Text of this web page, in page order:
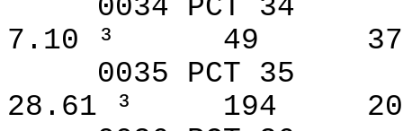
0034 PCT 34
7.10 ³
49
37
0035 PCT 35
28.61 ³
194